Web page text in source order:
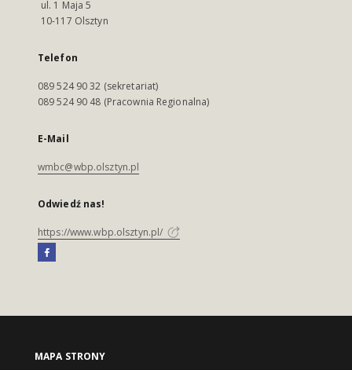
ul. 1 Maja 5
10-117 Olsztyn
Telefon
089 524 90 32 (sekretariat)
089 524 90 48 (Pracownia Regionalna)
E-Mail
wmbc@wbp.olsztyn.pl
Odwiedź nas!
https://www.wbp.olsztyn.pl/
MAPA STRONY